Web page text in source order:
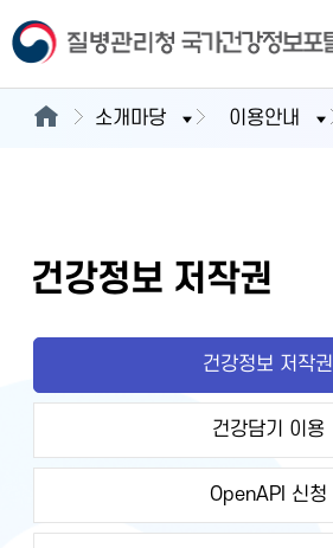
소개마당 이용안내
건강정보 저작권
건강정보 저작권
건강담기 이용
OpenAPI 신청